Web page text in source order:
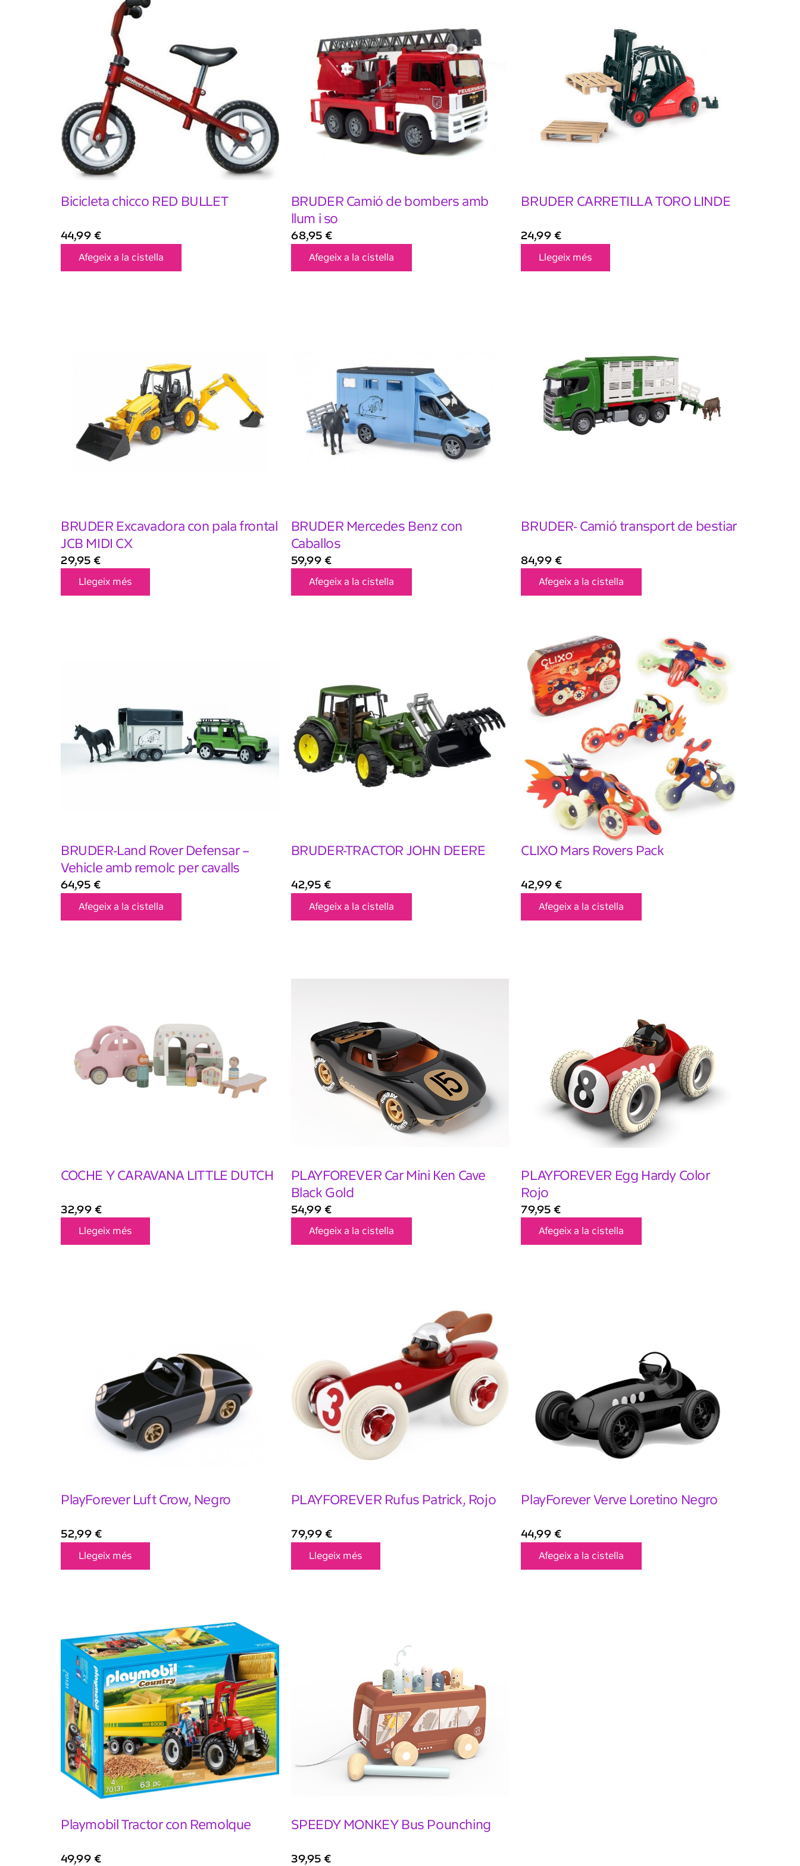
Bicicleta chicco RED BULLET
44,99 €
Afegeix a la cistella
BRUDER Camió de bombers amb
llum i so
68,95 €
Afegeix a la cistella
BRUDER CARRETILLA TORO LINDE
24,99€
Llegeix més
BRUDER Excavadora con pala frontal
JCB MIDI CX
29,95 €
Llegeix més
BRUDER Mercedes Benz con
Caballos
59,99 €
Afegeix a la cistella
BRUDER- Camió transport de bestiar
84,99€
Afegeix a la cistella
BRUDER-Land Rover Defensar –
Vehicle amb remolc per cavalls
64,95 €
Afegeix a la cistella
BRUDER-TRACTOR JOHN DEERE
42,95 €
Afegeix a la cistella
CLIXO Mars Rovers Pack
42,99€
Afegeix a la cistella
COCHE Y CARAVANA LITTLE DUTCH
32,99 €
Llegeix més
PLAYFOREVER Car Mini Ken Cave
Black Gold
54,99 €
Afegeix a la cistella
PLAYFOREVER Egg Hardy Color
Rojo
79,95€
Afegeix a la cistella
PlayForever Luft Crow, Negro
52,99 €
Llegeix més
PLAYFOREVER Rufus Patrick, Rojo
79,99 €
Llegeix més
PlayForever Verve Loretino Negro
44,99€
Afegeix a la cistella
Playmobil Tractor con Remolque
49,99 €
SPEEDY MONKEY Bus Pounching
39,95 €